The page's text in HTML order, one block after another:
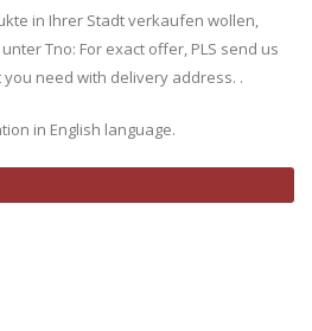
in Ihrer Stadt verkaufen wollen,
Tno: For exact offer, PLS send us
need with delivery address. .
in English language.